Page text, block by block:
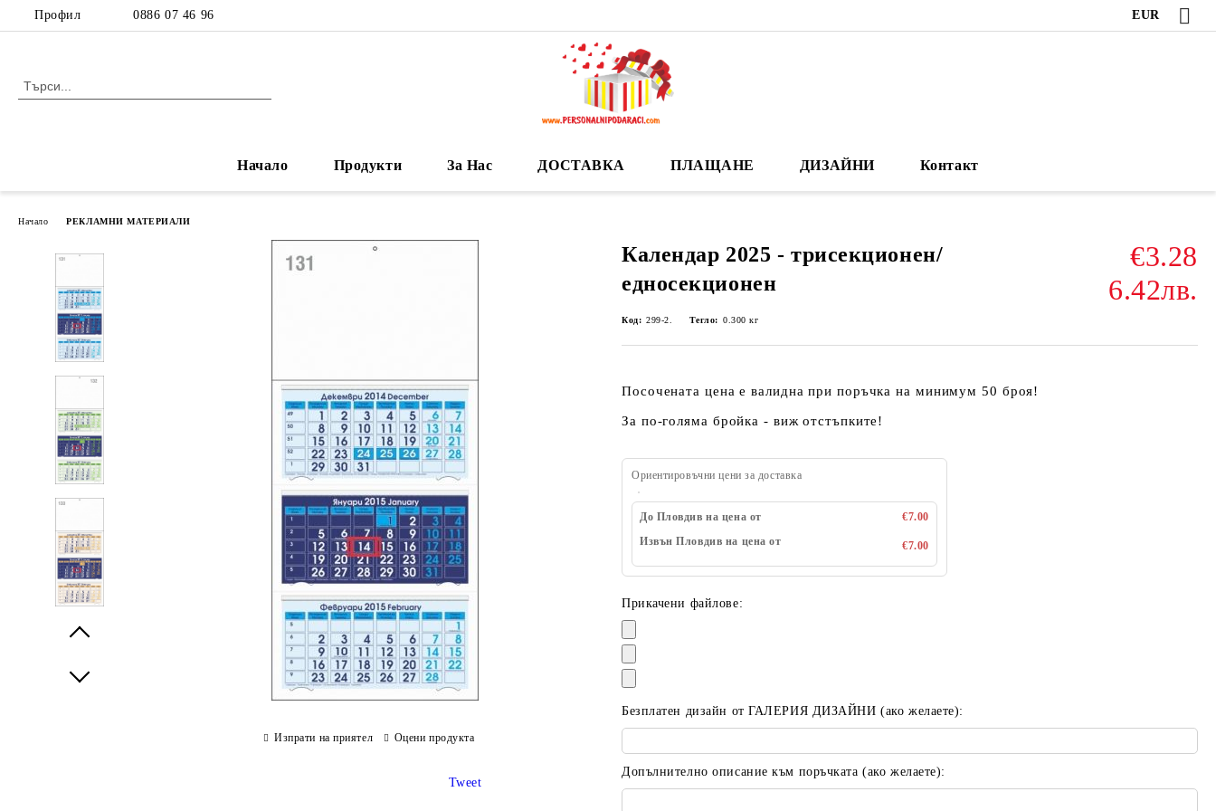
Профил 0886 07 46 96 EUR
Начало Продукти За Нас ДОСТАВКА ПЛАЩАНЕ ДИЗАЙНИ Контакт
Начало РЕКЛАМНИ МАТЕРИАЛИ
Календар 2025 - трисекционен/
едносекционен
€3.28
6.42лв.
Код: 299-2. Тегло: 0.300 кг
Посочената цена е валидна при поръчка на минимум 50 броя!
За по-голяма бройка - виж отстъпките!
Ориентировъчни цени за доставка
До Пловдив на цена от
€7.00
Извън Пловдив на цена от
€7.00
Прикачени файлове:
Безплатен дизайн от ГАЛЕРИЯ ДИЗАЙНИ (ако желаете):
Допълнително описание към поръчката (ако желаете):
Изпрати на приятел Оцени продукта
Tweet